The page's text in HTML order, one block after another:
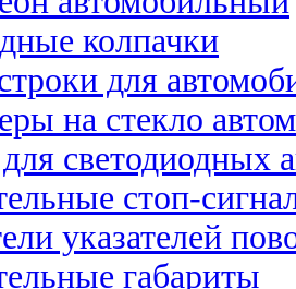
колпачки
для
на стекло
светодиодных
стоп-
указателей
габариты